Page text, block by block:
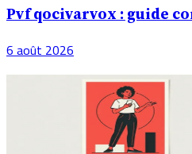
Pvf qocivarvox : guide
6 août 2026